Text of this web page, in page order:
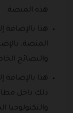
هذه المنصة.
هذا بالإضافة
المنصة،
والنصائح
هذا بالإضافة
ذلك داخل مطار
والتكنولوجيا